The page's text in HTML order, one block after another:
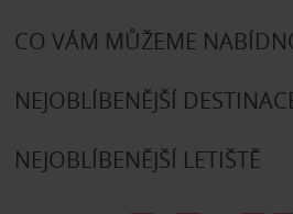
CO VÁM MŮŽEME
NEJOBLÍBENĚJŠÍ
NEJOBLÍBENĚJŠÍ LETIŠTĚ